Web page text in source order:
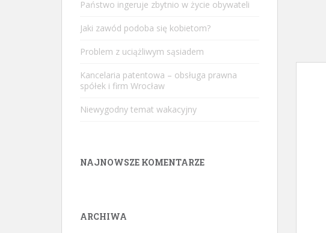
Państwo ingeruje zbytnio w życie obywateli
Jaki zawód podoba się kobietom?
Problem z uciążliwym sąsiadem
Kancelaria patentowa – obsługa prawna
spółek i firm Wrocław
Niewygodny temat wakacyjny
NAJNOWSZE KOMENTARZE
ARCHIWA